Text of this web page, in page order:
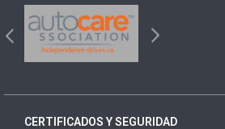
CERTIFICADOS Y SEGURIDAD